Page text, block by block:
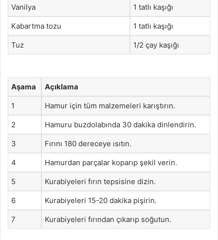
Vanilya 1 tatlı kaşığı
Kabartma tozu 1 tatlı kaşığı
Tuz 1/2 çay kaşığı
Aşama Açıklama
1 Hamur için tüm malzemeleri karıştırın.
2 Hamuru buzdolabında 30 dakika dinlendirin.
3 Fırını 180 dereceye ısıtın.
4 Hamurdan parçalar koparıp şekil verin.
5 Kurabiyeleri fırın tepsisine dizin.
6 Kurabiyeleri 15-20 dakika pişirin.
7 Kurabiyeleri fırından çıkarıp soğutun.